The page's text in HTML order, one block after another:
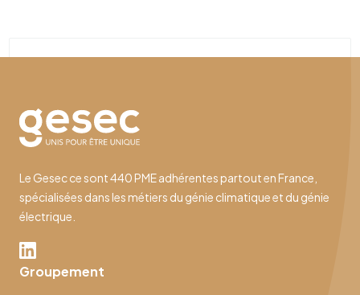
Le Gesec ce sont 440 PME adhérentes partout en France,
spécialisées dans les métiers du génie climatique et du génie
électrique.
Groupement